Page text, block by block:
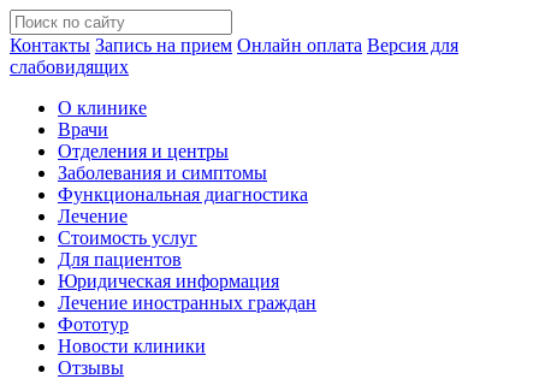
Контакты Запись на прием Онлайн оплата Версия для
слабовидящих
О клинике
Врачи
Отделения и центры
Заболевания и симптомы
Функциональная диагностика
Лечение
Стоимость услуг
Для пациентов
Юридическая информация
Лечение иностранных граждан
Фототур
Новости клиники
Отзывы